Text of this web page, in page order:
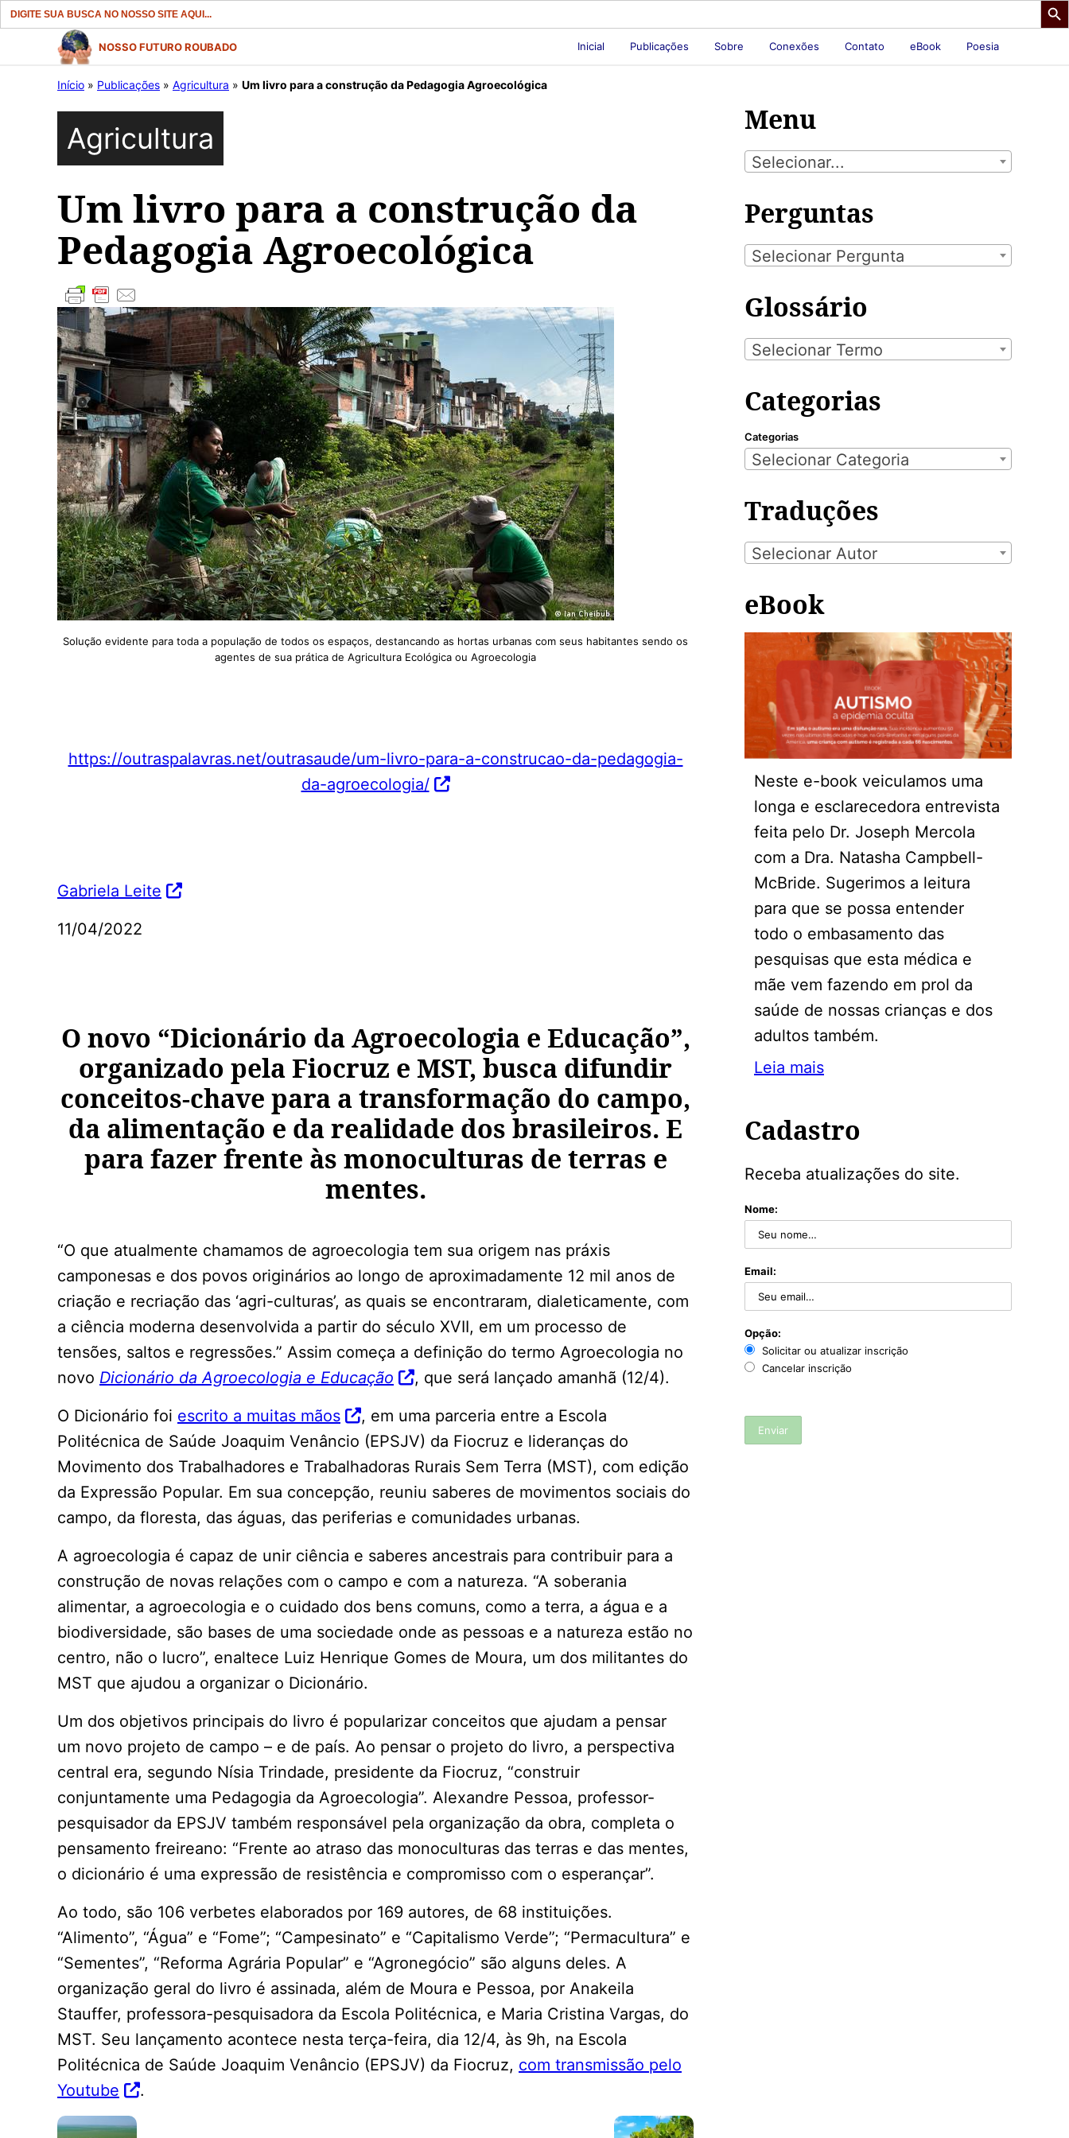
Search
for:
conteúdo
NOSSO FUTURO ROUBADO Inicial Publicações Sobre Conexões Contato eBook Poesia
Início » Publicações » Agricultura » Um livro para a construção da Pedagogia Agroecológica
Agricultura
Um livro para a construção da
Pedagogia Agroecológica
Solução evidente para toda a população de todos os espaços, destancando as hortas urbanas com seus habitantes sendo os
agentes de sua prática de Agricultura Ecológica ou Agroecologia
https://outraspalavras.net/outrasaude/um-livro-para-a-construcao-da-pedagogia-
da-agroecologia/
Gabriela Leite
11/04/2022
O novo “Dicionário da Agroecologia e Educação”,
organizado pela Fiocruz e MST, busca difundir
conceitos-chave para a transformação do campo,
da alimentação e da realidade dos brasileiros. E
para fazer frente às monoculturas de terras e
mentes.
“O que atualmente chamamos de agroecologia tem sua origem nas práxis
camponesas e dos povos originários ao longo de aproximadamente 12 mil anos de
criação e recriação das ‘agri-culturas’, as quais se encontraram, dialeticamente, com
a ciência moderna desenvolvida a partir do século XVII, em um processo de
tensões, saltos e regressões.” Assim começa a definição do termo Agroecologia no
novo Dicionário da Agroecologia e Educação
, que será lançado amanhã (12/4).
O Dicionário foi escrito a muitas mãos
, em uma parceria entre a Escola
Politécnica de Saúde Joaquim Venâncio (EPSJV) da Fiocruz e lideranças do
Movimento dos Trabalhadores e Trabalhadoras Rurais Sem Terra (MST), com edição
da Expressão Popular. Em sua concepção, reuniu saberes de movimentos sociais do
campo, da floresta, das águas, das periferias e comunidades urbanas.
A agroecologia é capaz de unir ciência e saberes ancestrais para contribuir para a
construção de novas relações com o campo e com a natureza. “A soberania
alimentar, a agroecologia e o cuidado dos bens comuns, como a terra, a água e a
biodiversidade, são bases de uma sociedade onde as pessoas e a natureza estão no
centro, não o lucro”, enaltece Luiz Henrique Gomes de Moura, um dos militantes do
MST que ajudou a organizar o Dicionário.
Um dos objetivos principais do livro é popularizar conceitos que ajudam a pensar
um novo projeto de campo – e de país. Ao pensar o projeto do livro, a perspectiva
central era, segundo Nísia Trindade, presidente da Fiocruz, “construir
conjuntamente uma Pedagogia da Agroecologia”. Alexandre Pessoa, professor-
pesquisador da EPSJV também responsável pela organização da obra, completa o
pensamento freireano: “Frente ao atraso das monoculturas das terras e das mentes,
o dicionário é uma expressão de resistência e compromisso com o esperançar”.
Ao todo, são 106 verbetes elaborados por 169 autores, de 68 instituições.
“Alimento”, “Água” e “Fome”; “Campesinato” e “Capitalismo Verde”; “Permacultura” e
“Sementes”, “Reforma Agrária Popular” e “Agronegócio” são alguns deles. A
organização geral do livro é assinada, além de Moura e Pessoa, por Anakeila
Stauffer, professora-pesquisadora da Escola Politécnica, e Maria Cristina Vargas, do
MST. Seu lançamento acontece nesta terça-feira, dia 12/4, às 9h, na Escola
Politécnica de Saúde Joaquim Venâncio (EPSJV) da Fiocruz, com transmissão pelo
Youtube
.
Menu
Selecionar...
Perguntas
Selecionar Pergunta
Glossário
Selecionar Termo
Categorias
Categorias
Selecionar Categoria
Traduções
Selecionar Autor
eBook
Neste e-book veiculamos uma
longa e esclarecedora entrevista
feita pelo Dr. Joseph Mercola
com a Dra. Natasha Campbell-
McBride. Sugerimos a leitura
para que se possa entender
todo o embasamento das
pesquisas que esta médica e
mãe vem fazendo em prol da
saúde de nossas crianças e dos
adultos também.
Leia mais
Cadastro
Receba atualizações do site.
Nome:
Email:
Opção:
Solicitar ou atualizar inscrição
Cancelar inscrição